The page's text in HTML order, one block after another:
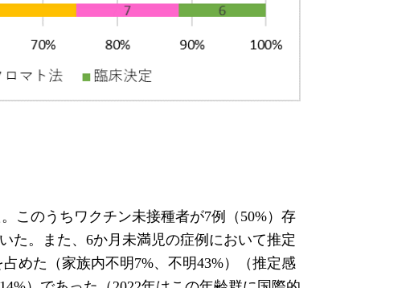
このうちワクチン未接種者が7例（50%）存
た。また、6か月未満児の症例において推定
めた（家族内不明7%、不明43%）（推定感